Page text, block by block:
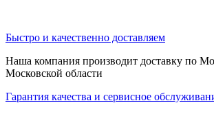
Быстро и качественно доставляем
Наша компания производит доставку по
Московской области
Гарантия качества и сервисное